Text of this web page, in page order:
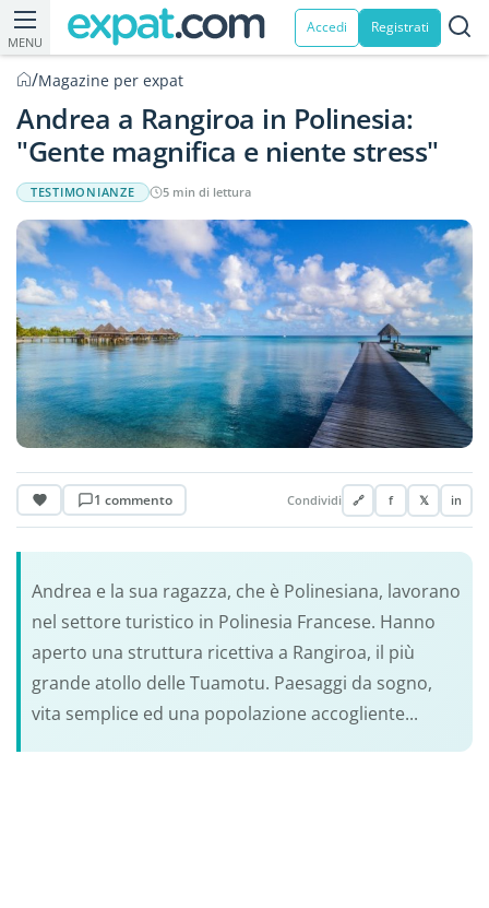
MENU
Accedi Registrati
/Magazine per expat
Andrea a Rangiroa in Polinesia:
"Gente magnifica e niente stress"
TESTIMONIANZE 5 min di lettura
1 commento Condividi 🔗 f 𝕏 in
Andrea e la sua ragazza, che è Polinesiana, lavorano
nel settore turistico in Polinesia Francese. Hanno
aperto una struttura ricettiva a Rangiroa, il più
grande atollo delle Tuamotu. Paesaggi da sogno,
vita semplice ed una popolazione accogliente...